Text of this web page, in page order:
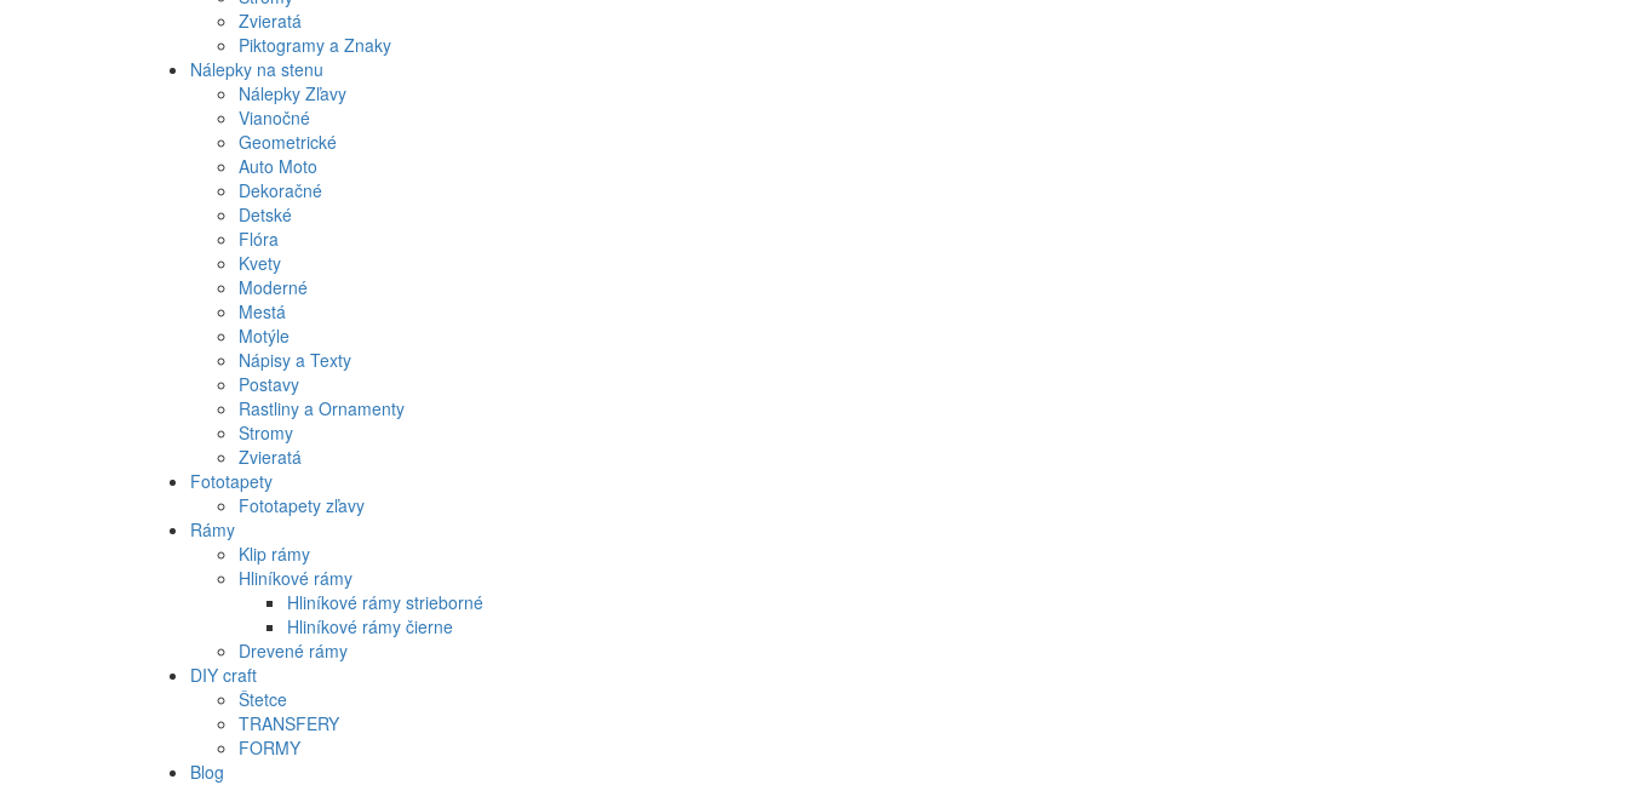
Zvieratá
Piktogramy a Znaky
Nálepky na stenu
Nálepky Zľavy
Vianočné
Geometrické
Auto Moto
Dekoračné
Detské
Flóra
Kvety
Moderné
Mestá
Motýle
Nápisy a Texty
Postavy
Rastliny a Ornamenty
Stromy
Zvieratá
Fototapety
Fototapety zľavy
Rámy
Klip rámy
Hliníkové rámy
Hliníkové rámy strieborné
Hliníkové rámy čierne
Drevené rámy
DIY craft
Štetce
TRANSFERY
FORMY
Blog